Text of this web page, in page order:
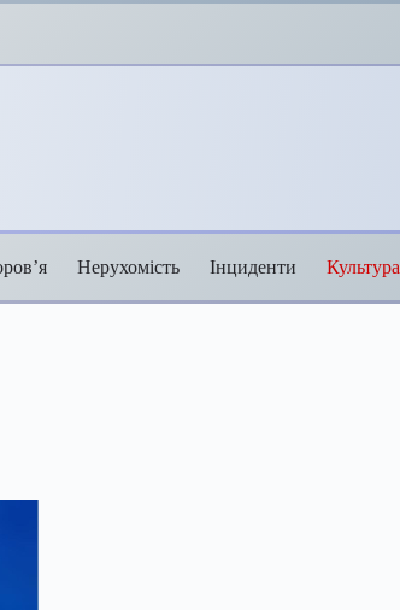
Нерухомість Інциденти Культура